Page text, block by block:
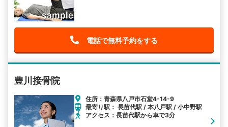
電話で無料予約をする
豊川接骨院
住所：青森県八戸市石堂4-14-9
最寄り駅： 長苗代駅 / 本八戸駅 / 小中野駅
アクセス：長苗代駅から車で3分